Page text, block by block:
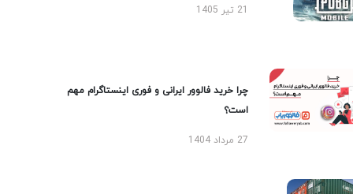
چرا خرید فالوور ایرانی و فوری اینستاگرام مهم
است؟
27 مرداد 1404